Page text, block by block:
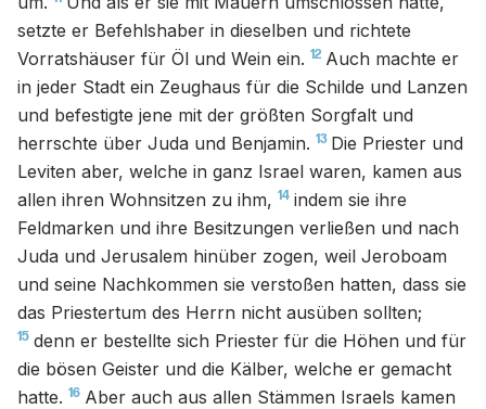
setzte er Befehlshaber in dieselben und richtete
Vorratshäuser für Öl und Wein ein. 12 Auch machte er
in jeder Stadt ein Zeughaus für die Schilde und Lanzen
und befestigte jene mit der größten Sorgfalt und
herrschte über Juda und Benjamin. 13 Die Priester und
Leviten aber, welche in ganz Israel waren, kamen aus
allen ihren Wohnsitzen zu ihm, 14 indem sie ihre
Feldmarken und ihre Besitzungen verließen und nach
Juda und Jerusalem hinüber zogen, weil Jeroboam
und seine Nachkommen sie verstoßen hatten, dass sie
das Priestertum des Herrn nicht ausüben sollten;
15 denn er bestellte sich Priester für die Höhen und für
die bösen Geister und die Kälber, welche er gemacht
hatte. 16 Aber auch aus allen Stämmen Israels kamen